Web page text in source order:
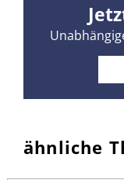
ähnliche